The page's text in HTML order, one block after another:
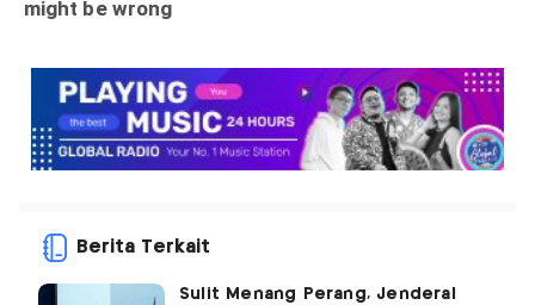
Berita Terkait
Sulit Menang Perang, Jenderal